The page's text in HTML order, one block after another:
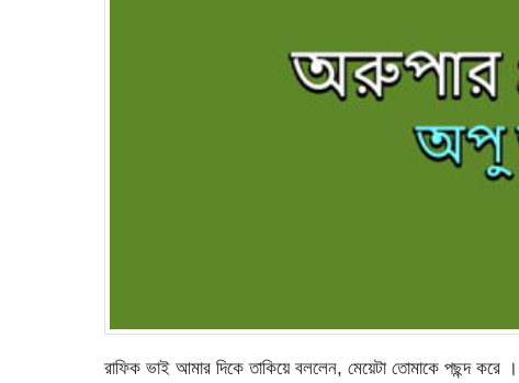
রাফিক ভাই আমার দিকে তাকিয়ে বললেন, মেয়েটা তোমাকে পছন্দ